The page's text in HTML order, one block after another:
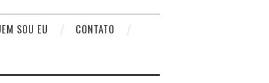
SOU EU
CONTATO